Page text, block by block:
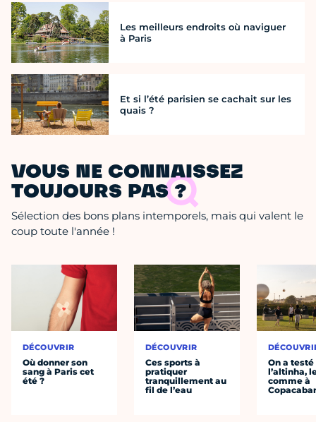
Les meilleurs endroits où naviguer
à Paris
Et si l’été parisien se cachait sur les
quais ?
VOUS NE CONNAISSEZ
TOUJOURS PAS ?
Sélection des bons plans intemporels, mais qui valent le
coup toute l'année !
DÉCOUVRIR
Où donner son
sang à Paris cet
été ?
DÉCOUVRIR
Ces sports à
pratiquer
tranquillement au
fil de l’eau
On a testé
l’altinha,
comme à